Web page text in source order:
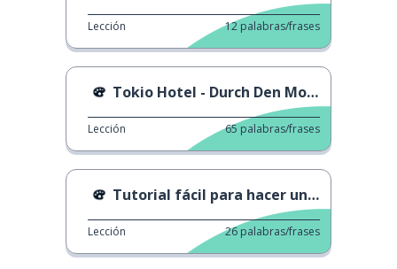
Lección 12 palabras/frases
Tokio Hotel - Durch Den Monsun
Lección 65 palabras/frases
Tutorial fácil para hacer un vestido tú mismo
Lección 26 palabras/frases